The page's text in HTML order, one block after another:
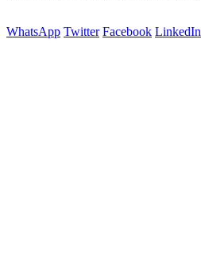
WhatsApp Twitter Facebook LinkedIn